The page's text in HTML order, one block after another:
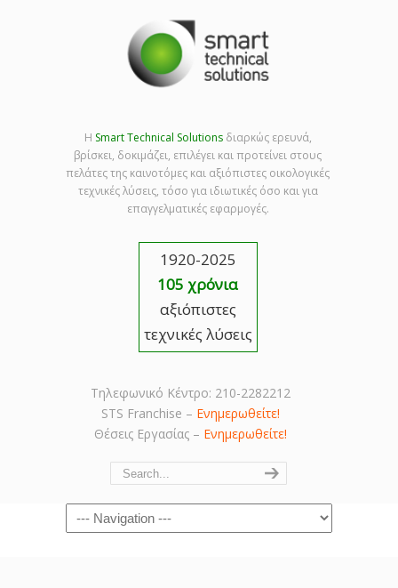
Η Smart Technical Solutionsδιαρκώς ερευνά,
βρίσκει, δοκιμάζει, επιλέγει και προτείνει στους
πελάτες της καινοτόμες και αξιόπιστες οικολογικές
τεχνικές λύσεις, τόσο για ιδιωτικές όσο και για
επαγγελματικές εφαρμογές.
1920-2025
105 χρόνια
αξιόπιστες
τεχνικές λύσεις
Τηλεφωνικό Κέντρο: 210-2282212
STS Franchise – Ενημερωθείτε!
Θέσεις Εργασίας – Ενημερωθείτε!
Navigation